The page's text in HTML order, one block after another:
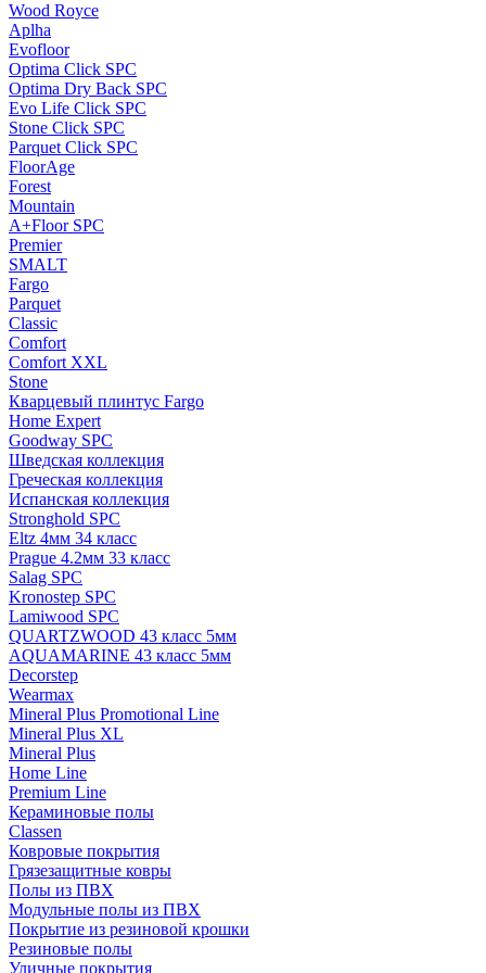
Wood Royce
Aplha
Evofloor
Optima Click SPC
Optima Dry Back SPC
Evo Life Click SPC
Stone Click SPC
Parquet Click SPC
FloorAge
Forest
Mountain
A+Floor SPC
Premier
SMALT
Fargo
Parquet
Classic
Comfort
Comfort XXL
Stone
Кварцевый плинтус Fargo
Home Expert
Goodway SPC
Шведская коллекция
Греческая коллекция
Испанская коллекция
Stronghold SPC
Eltz 4мм 34 класс
Prague 4.2мм 33 класс
Salag SPC
Kronostep SPC
Lamiwood SPC
QUARTZWOOD 43 класс 5мм
AQUAMARINE 43 класс 5мм
Decorstep
Wearmax
Mineral Plus Promotional Line
Mineral Plus XL
Mineral Plus
Home Line
Premium Line
Кераминовые полы
Classen
Ковровые покрытия
Грязезащитные ковры
Полы из ПВХ
Модульные полы из ПВХ
Покрытие из резиновой крошки
Резиновые полы
Уличные покрытия